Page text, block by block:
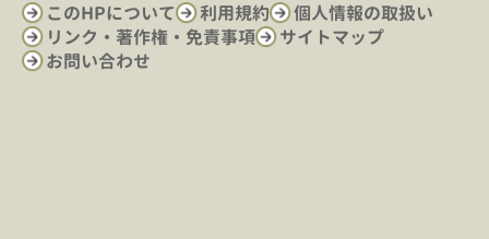
このHPについて 利用規約
個人情報の取扱い
リンク・著作権・免責事項
サイトマップ
お問い合わせ